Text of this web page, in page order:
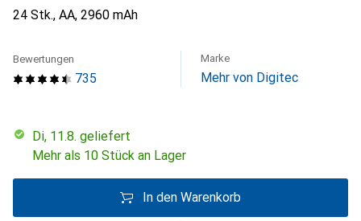
24 Stk., AA, 2960 mAh
735
Bewertungen Marke
Mehr von Digitec
Di, 11.8. geliefert
Mehr als 10 Stück an Lager
In den Warenkorb